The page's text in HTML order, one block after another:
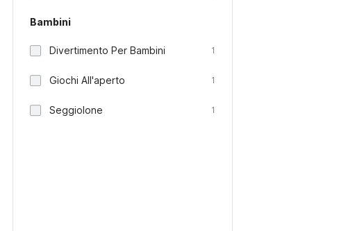
Bambini
Divertimento Per Bambini 1
Giochi All'aperto 1
Seggiolone 1